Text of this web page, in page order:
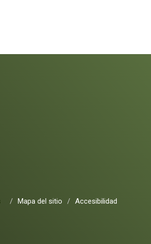
/ Mapa del sitio / Accesibilidad